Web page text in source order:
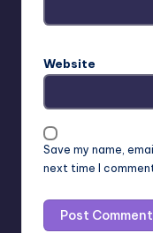
Website
Save my name,
next time I